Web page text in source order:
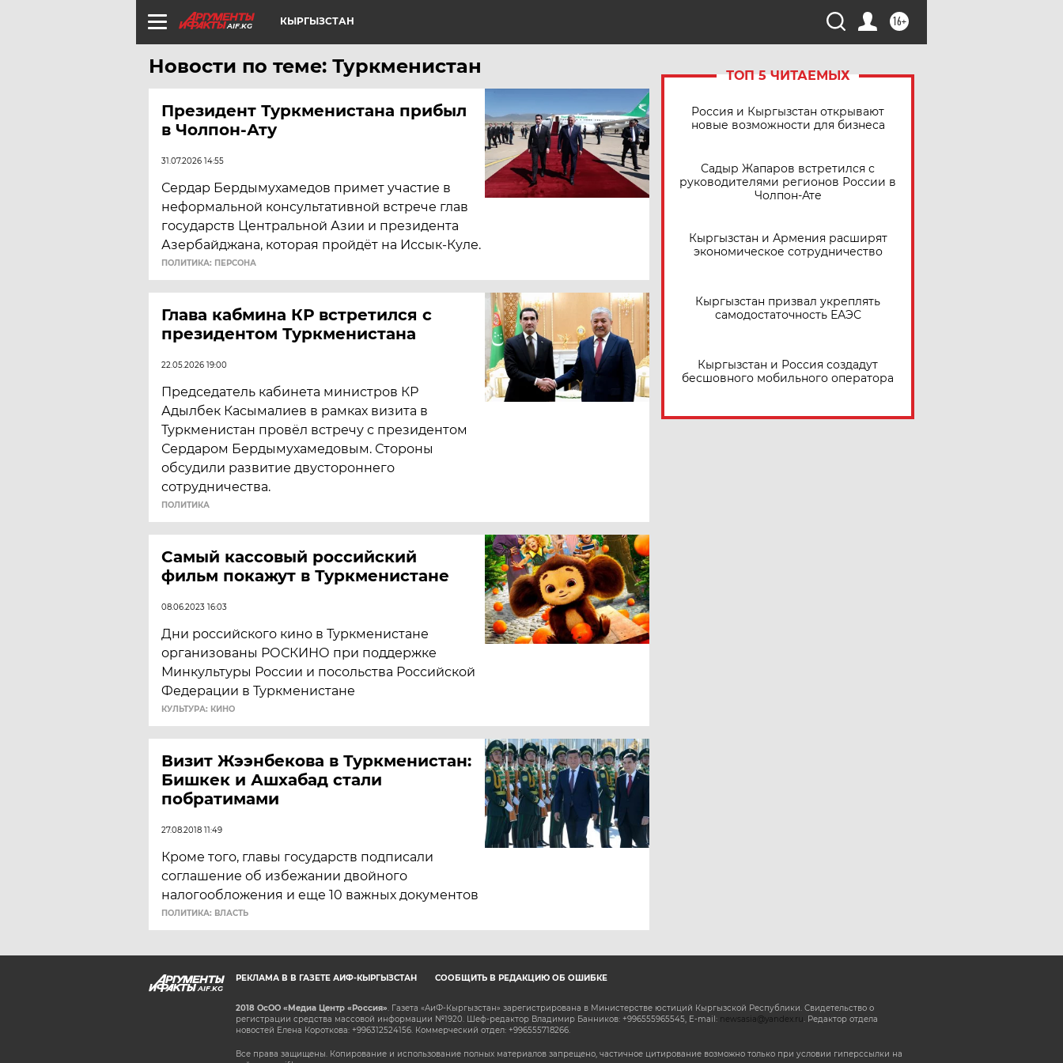
AIF.KG 16+
КЫРГЫЗСТАН
Новости по теме: Туркменистан
Президент Туркменистана прибыл
в Чолпон-Ату
31.07.2026 14:55
Сердар Бердымухамедов примет участие в
неформальной консультативной встрече глав
государств Центральной Азии и президента
Азербайджана, которая пройдёт на Иссык-Куле.
ПОЛИТИКА: ПЕРСОНА
Глава кабмина КР встретился с
президентом Туркменистана
22.05.2026 19:00
Председатель кабинета министров КР
Адылбек Касымалиев в рамках визита в
Туркменистан провёл встречу с президентом
Сердаром Бердымухамедовым. Стороны
обсудили развитие двустороннего
сотрудничества.
ПОЛИТИКА
Самый кассовый российский
фильм покажут в Туркменистане​​​​​​
08.06.2023 16:03
Дни российского кино в Туркменистане
организованы РОСКИНО при поддержке
Минкультуры России и посольства Российской
Федерации в Туркменистане
КУЛЬТУРА: КИНО
Визит Жээнбекова в Туркменистан:
Бишкек и Ашхабад стали
побратимами
27.08.2018 11:49
Кроме того, главы государств подписали
соглашение об избежании двойного
налогообложения и еще 10 важных документов
ПОЛИТИКА: ВЛАСТЬ
ТОП 5 ЧИТАЕМЫХ
Россия и Кыргызстан открывают
новые возможности для бизнеса
Садыр Жапаров встретился с
руководителями регионов России в
Чолпон-Ате
Кыргызстан и Армения расширят
экономическое сотрудничество
Кыргызстан призвал укреплять
самодостаточность ЕАЭС
Кыргызстан и Россия создадут
бесшовного мобильного оператора
AIF.KG
РЕКЛАМА В В ГАЗЕТЕ АИФ-КЫРГЫЗСТАН СООБЩИТЬ В РЕДАКЦИЮ ОБ ОШИБКЕ
2018 ОсОО «Медиа Центр «Россия». Газета «АиФ-Кыргызстан» зарегистрирована в Министерстве юстиций Кыргызской Республики. Свидетельство о
регистрации средства массовой информации №1920. Шеф-редактор Владимир Банников: +996555965545, E-mail: newsasia@yandex.ru. Редактор отдела
новостей Елена Короткова: +996312524156. Коммерческий отдел: +996555718266.
Все права защищены. Копирование и использование полных материалов запрещено, частичное цитирование возможно только при условии гиперссылки на